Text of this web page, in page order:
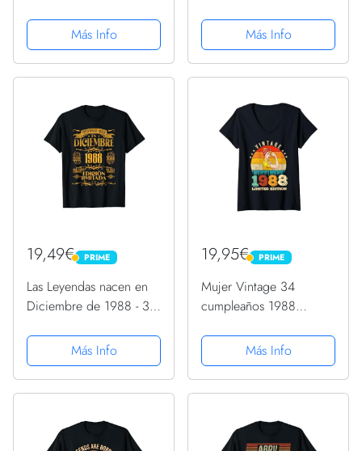
Más Info
Decoración 1988
Camiseta sin Mangas
Más Info
19,49€ PRIME
PRIME
Las Leyendas nacen en
Diciembre de 1988 - 34
CamisetaMás Info
19,95€ PRIME
PRIME
Mujer Vintage 34
cumpleaños 1988
Mujeres 34 años
Camiseta Cuello V
Más Info